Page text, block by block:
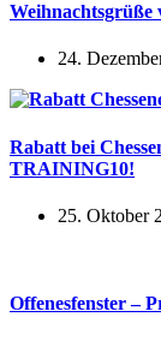
Weihnachtsgrüße
24.
Rabatt bei
TRAINING10!
25. Oktober
Offenesfenster –